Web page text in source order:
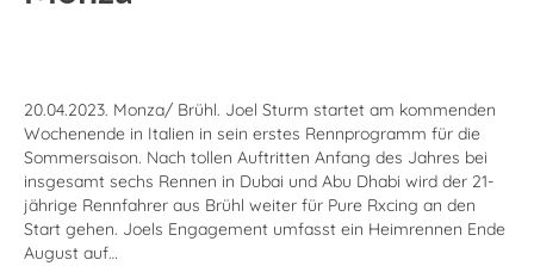
20.04.2023. Monza/ Brühl. Joel Sturm startet am kommenden
Wochenende in Italien in sein erstes Rennprogramm für die
Sommersaison. Nach tollen Auftritten Anfang des Jahres bei
insgesamt sechs Rennen in Dubai und Abu Dhabi wird der 21-
jährige Rennfahrer aus Brühl weiter für Pure Rxcing an den
Start gehen. Joels Engagement umfasst ein Heimrennen Ende
August auf…